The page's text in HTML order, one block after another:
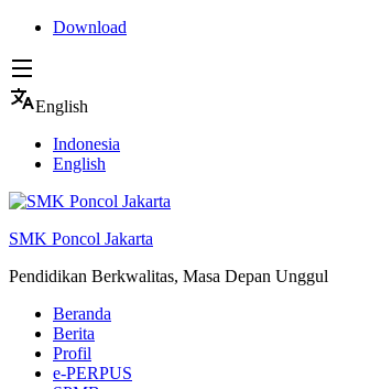
Download
English
Indonesia
English
SMK Poncol Jakarta
Pendidikan Berkwalitas, Masa Depan Unggul
Beranda
Berita
Profil
e-PERPUS